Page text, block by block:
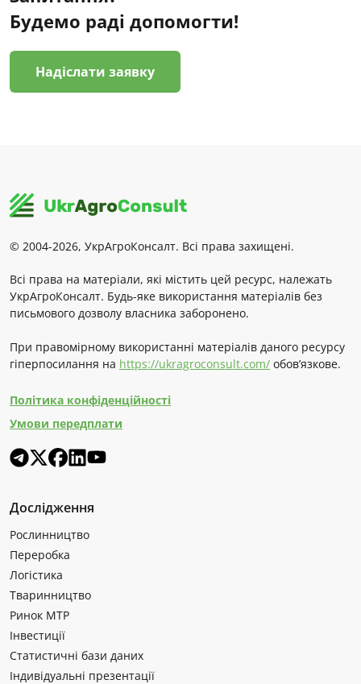
Будемо раді допомогти!
Надіслати заявку
© 2004-2026, УкрАгроКонсалт. Всі права захищені.
Всі права на матеріали, які містить цей ресурс, належать
УкрАгроКонсалт. Будь-яке використання матеріалів без
письмового дозволу власника заборонено.
При правомірному використанні матеріалів даного ресурсу
гіперпосилання на https://ukragroconsult.com/ обов’язкове.
Політика конфіденційності
Умови передплати
Дослідження
Рослинництво
Переробка
Логістика
Тваринництво
Ринок МТР
Інвестиції
Статистичні бази даних
Індивідуальні презентації